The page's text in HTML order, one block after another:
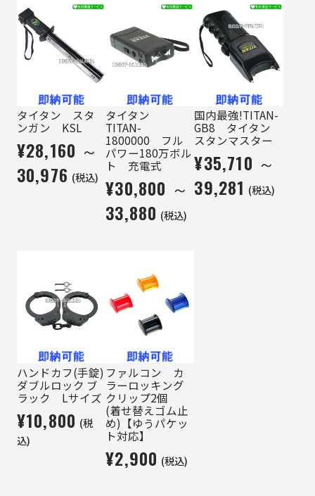
タイタン スタ
ンガン KSL
¥28,160 ～
30,976 (税込)
タイタン
TITAN-
1800000 フル
パワー180万ボル
ト 充電式
¥30,800 ～
33,880 (税込)
国内最強!TITAN-
GB8 タイタン
スタンマスター
¥35,710 ～
39,281 (税込)
ハンドカフ(手錠)
ダブルロック ブ
ラック Lサイズ
¥10,800 (税
込)
ファルコン カ
ラーロッキング
クリップ2個
(着せ替えゴム止
め)【ゆうパケッ
ト対応】
¥2,900 (税込)